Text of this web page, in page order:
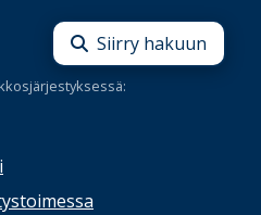
Siirry hakuun